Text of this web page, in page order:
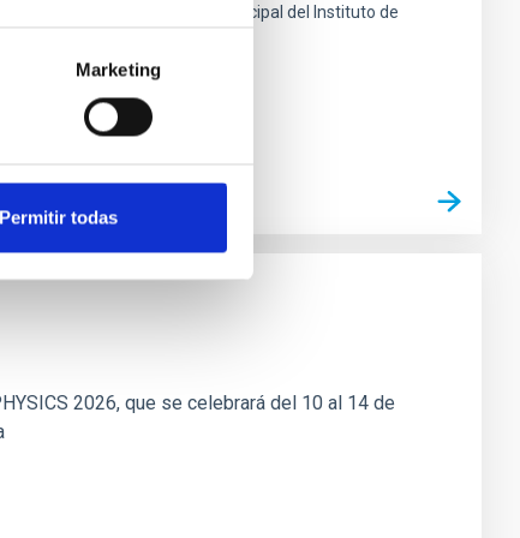
Marketing
Permitir todas
Laguna en frente al edificio principal del Instituto de
2026, que se celebrará del 10 al 14 de